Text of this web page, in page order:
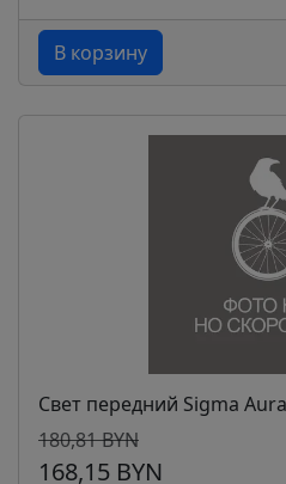
В корзину
Свет передний Sigma
180,81 BYN
168,15 BYN